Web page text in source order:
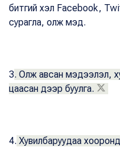
битгий хэл Facebook,
сурагла, олж мэд.
3. Олж авсан мэдээлэл,
цаасан дээр буулга.
4. Хувилбаруудаа